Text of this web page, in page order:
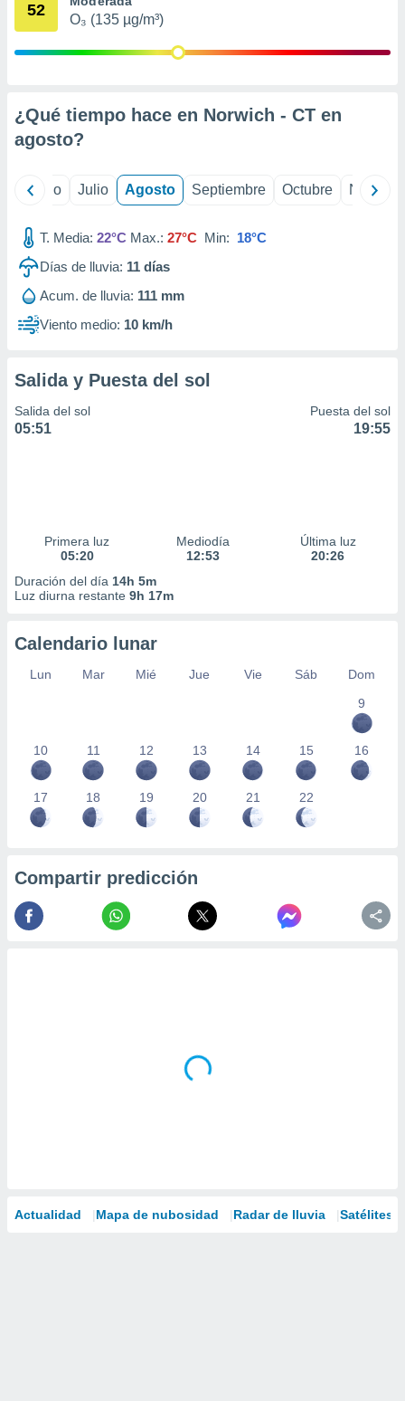
publicidad
publicidad
1199
52
O₃ (135 µg/m³)
¿Qué tiempo hace en Norwich - CT en
agosto?
Junio Julio Agosto Septiembre Octubre
T. Media: 22°C Max.: 27°C Min: 18°C
Días de lluvia: 11 días
Acum. de lluvia: 111 mm
Viento medio: 10 km/h
Salida y Puesta del sol
Salida del sol
05:51
Puesta del sol
19:55
Primera luz
05:20
Mediodía
12:53
Última luz
20:26
Duración del día 14h 5m
Luz diurna restante 9h 17m
Calendario lunar
Lun Mar Mié Jue Vie Sáb
Dom
9
10 11 12 13 14 15 16
17 18 19 20 21 22
Compartir predicción
Actualidad Mapa de nubosidad Radar de lluvia Satélites